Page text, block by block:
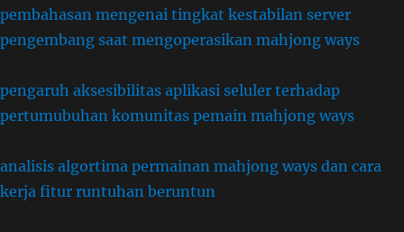
pembahasan mengenai tingkat kestabilan server
pengembang saat mengoperasikan mahjong ways
pengaruh aksesibilitas aplikasi seluler terhadap
pertumubuhan komunitas pemain mahjong ways
analisis algortima permainan mahjong ways dan cara
kerja fitur runtuhan beruntun